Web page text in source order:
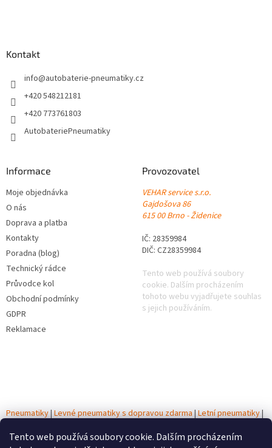
Tento web používá soubory cookie. Dalším procházením
Kontakt
info@autobaterie-pneumatiky.cz
+420 548212181
+420 773761803
AutobateriePneumatiky
Informace
Moje objednávka
O nás
Doprava a platba
Kontakty
Poradna (blog)
Technický rádce
Průvodce kol
Obchodní podmínky
GDPR
Reklamace
Provozovatel
VEHAR service s.r.o.
Gajdošova 86
615 00 Brno - Židenice
IČ: 28359984
DIČ: CZ28359984
Tento web používá soubory
cookie. Dalším procházením
tohoto webu vyjadřujete souhlas
s jejich používáním.
Pneumatiky|Levné pneumatiky s dopravou zdarma|Letní pneumatiky|
Autobaterie